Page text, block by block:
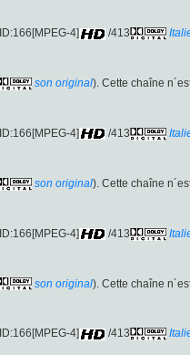
4] /413
son original). Cette chaîne
4] /413
son original). Cette chaîne
4] /413
son original). Cette chaîne
4] /413